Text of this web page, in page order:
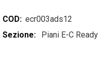
COD: ecr003ads12
Sezione:
Piani E-C Ready